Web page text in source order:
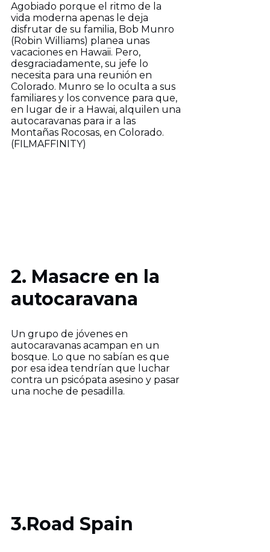
Agobiado porque el ritmo de la
vida moderna apenas le deja
disfrutar de su familia, Bob Munro
(Robin Williams) planea unas
vacaciones en Hawaii. Pero,
desgraciadamente, su jefe lo
necesita para una reunión en
Colorado. Munro se lo oculta a sus
familiares y los convence para que,
en lugar de ir a Hawai, alquilen una
autocaravanas para ir a las
Montañas Rocosas, en Colorado.
(FILMAFFINITY)
2. Masacre en la
autocaravana
Un grupo de jóvenes en
autocaravanas acampan en un
bosque. Lo que no sabían es que
por esa idea tendrían que luchar
contra un psicópata asesino y pasar
una noche de pesadilla.
3.Road Spain